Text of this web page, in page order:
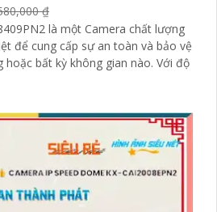
₫
là một Camera chất lượng
để cung cấp sự an toàn và bảo vệ
bất kỳ không gian nào. Với độ